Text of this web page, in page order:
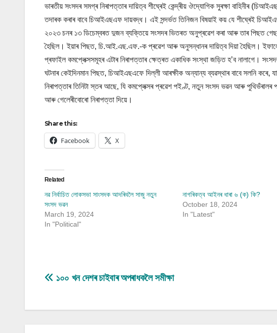
ভাৰতীয় সংসদৰ সমগ্ৰ নিৰাপত্তাৰ দায়িত্ব শীঘ্ৰেই কেন্দ্ৰীয় ঔদ্যোগিক সুৰক্ষা বাহিনীৰ
তদাৰক কৰাৰ বাবে চিআইএছএফ দায়বদ্ধ। এই সন্দৰ্ভত তিনিজন বিষয়াই কয় যে শীঘ্ৰেই
২০২৩ চনৰ ১৩ ডিচেম্বৰত দুজন ব্যক্তিয়ে সংসদৰ ভিতৰত অনুপ্ৰৱেশ কৰা আৰু তাৰ পিছত গেছ
হৈছিল। ইয়াৰ পিছত, চি.আই.এছ.এফ.-ক প্ৰৱেশ আৰু অনুসন্ধানৰ দায়িত্ব দিয়া হৈছিল।
প্ৰফাইল কমপ্লেক্সসমূহৰ এটাৰ নিৰাপত্তাৰ ক্ষেত্ৰত একাধিক সংস্থা জড়িত হ’ব নালাগে।
ঘটনাৰ কেইদিনমান পিছত, চিআইএছএফে দিল্লী আৰক্ষীক অন্যান্য ব্যৱস্থাৰ বাবে সলনি কৰে,
নিৰাপত্তাৰ তিনিটা স্তৰ আছে, যি কমপ্লেক্সৰ প্ৰৱেশ পইণ্ট, নতুন সংসদ ভৱন আৰু
আৰু গেলেৰীবোৰো নিৰাপত্তা দিয়ে।
Share this:
Facebook X
Related
নৱ নিৰ্বাচিত লোকসভা সাংসদক আদৰিবলৈ সাজু নতুন
সংসদ ভৱন
March 19, 2024
In "Political"
নাগৰিকত্ব আইনৰ ধাৰা ৬ (ক) কি?
October 18, 2024
In "Latest"
Post
১০০ খন দেশৰ চাইবাৰ অপৰাধকলৈ সমীক্ষা